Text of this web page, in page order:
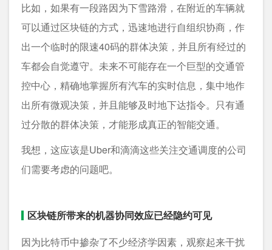
比如，如果有一段路因为下雪路滑，在附近的车辆就
可以通过区块链的方式，迅速地进行自组织协商，作
出一个临时的限速40码的群体决策，并且所有经过的
车都会自觉遵守。未来不可能存在一个巨型的交通管
控中心，精确地掌握所有汽车的实时信息，集中地作
出所有微观决策，并且能够及时地下达指令。只有通
过分散的群体决策，才能形成真正的智能交通。
我想，这应该是Uber和滴滴这些关注交通调度的公司
们需要考虑的问题吧。
区块链所带来的机器协同效应已经隐约可见
因为比特币中掺杂了不少经济学因素，观察起来干扰